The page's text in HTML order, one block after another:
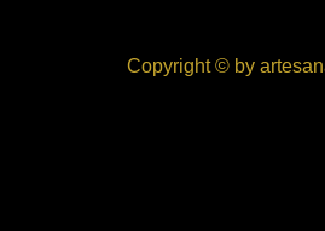
Copyright © by